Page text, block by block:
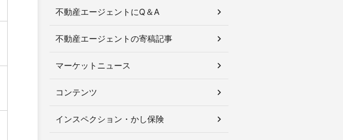
不動産エージェントにQ＆A
不動産エージェントの寄稿記事
マーケットニュース
コンテンツ
インスペクション・かし保険